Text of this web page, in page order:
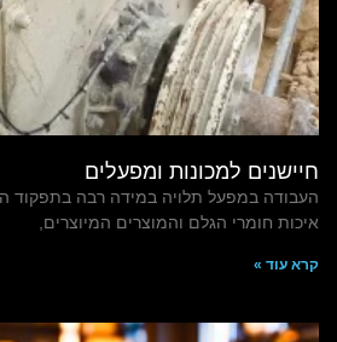
חיישנים למכונות ומפעלים
העבודה במפעל תלויה במידה רבה בתפקוד
איכות חומרי הגלם והמוצרים המיוצרים,
קרא עוד »